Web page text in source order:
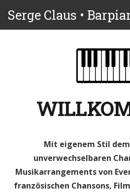
Serge Claus •
Mit eigenem Stil
unverwechselbaren
Musikarrangements von
französischen Chansons,